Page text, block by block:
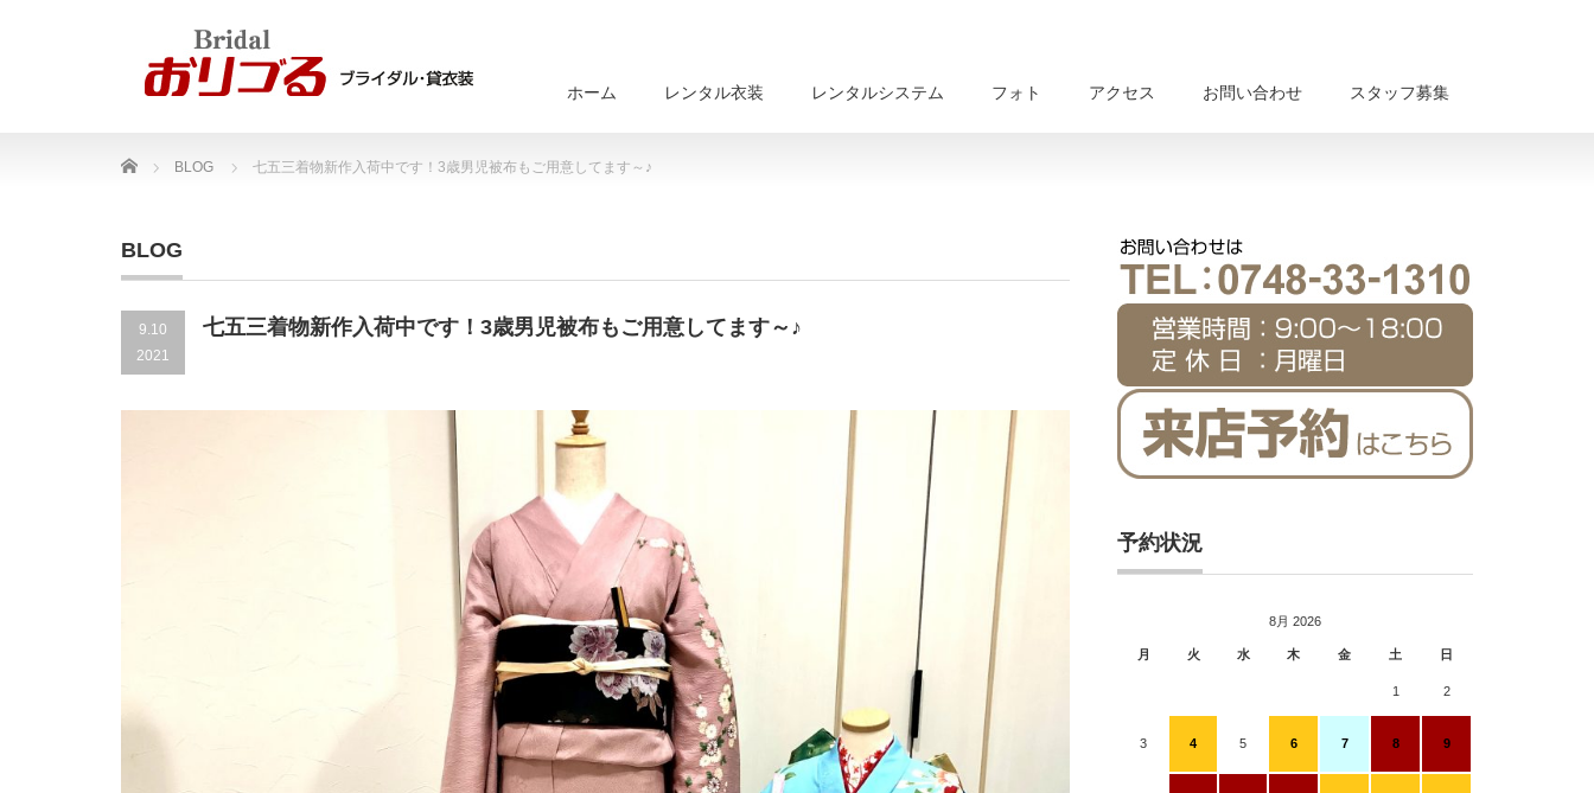
ホーム レンタル衣装 レンタルシステム フォト アクセス お問い合わせ スタッフ募集
Home BLOG 七五三着物新作入荷中です！3歳男児被布もご用意してます～♪
BLOG
9.10
2021
七五三着物新作入荷中です！3歳男児被布もご用意してます～♪
予約状況
8月 2026
月 火 水 木 金 土 日
1 2
3 4 5 6 7 8 9